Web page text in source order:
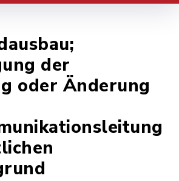
der
oder Änderung